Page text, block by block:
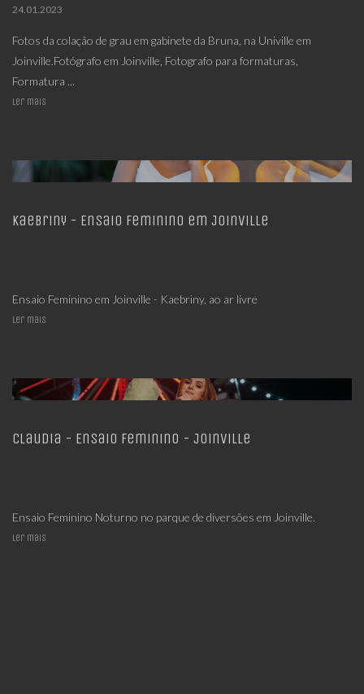
24.01.2023
Fotos da colação de grau em gabinete da Bruna, na Univille em
Joinville.Fotógrafo em Joinville, Fotografo para formaturas,
Formatura ...
Ler mais
Kaebriny - Ensaio Feminino em Joinville
Ensaio Feminino em Joinville - Kaebriny, ao ar livre
Ler mais
Claudia - Ensaio Feminino - Joinville
Ensaio Feminino Noturno no parque de diversões em Joinville.
Ler mais